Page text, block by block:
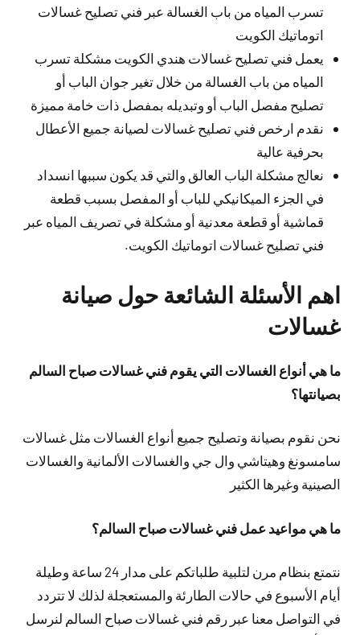
تسرب المياه من باب الغسالة عبر فني تصليح غسالات
اتوماتيك الكويت
يعمل فني تصليح غسالات هندي الكويت مشكلة تسرب
المياه من باب الغسالة من خلال تغير جوان الباب أو
تصليح مفصل الباب أو وتبديله بمفصل ذات خامة مميزة
نقدم ارخص فني تصليح غسالات لصيانة جميع الأعطال
بحرفية عالية
نعالج مشكلة الباب العالق والتي قد يكون سببها انسداد
في الجزء الميكانيكي للباب أو المفصل بسبب قطعة
قماشية أو قطعة معدنية أو مشكلة في تصريف المياه عبر
فني تصليح غسالات اتوماتيك الكويت.
اهم الأسئلة الشائعة حول صيانة
غسالات
ما هي أنواع الغسالات التي يقوم فني غسالات صباح السالم
بصيانتها؟
نحن نقوم بصيانة وتصليح جميع أنواع الغسالات مثل غسالات
سامسونغ وهيتاشي وال جي والغسالات الألمانية والغسالات
الصينية وغيرها الكثير
ما هي مواعيد عمل فني غسالات صباح السالم؟
نتمتع بنظام مرن لتلبية طلباتكم على مدار 24 ساعة وطيلة
أيام الأسبوع في حالات الطارئة والمستعجلة لذلك لا تتردد
في التواصل معنا عبر رقم فني غسالات صباح السالم لنرسل